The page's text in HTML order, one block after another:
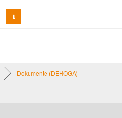
Dokumente (DEHOGA)